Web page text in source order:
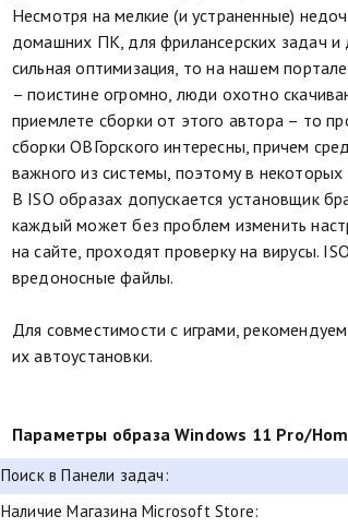
Несмотря на мелкие (и устраненные)
домашних ПК, для фрилансерских задач и
сильная оптимизация, то на нашем
– поистине огромно, люди охотно
приемлете сборки от этого автора – то
сборки ОВГорского интересны, причем
важного из системы, поэтому в
В ISO образах допускается установщик
каждый может без проблем изменить
на сайте, проходят проверку на вирусы.
вредоносные файлы.
Для совместимости с играми,
их автоустановки.
Параметры образа Windows 11 Pro/
Поиск в Панели задач:
Наличие Магазина Microsoft Store: